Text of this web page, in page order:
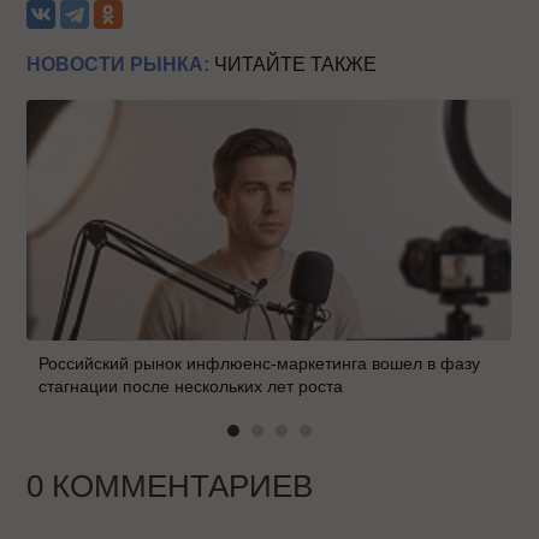
НОВОСТИ РЫНКА: ЧИТАЙТЕ ТАКЖЕ
Российский рынок инфлюенс-маркетинга вошел в фазу
стагнации после нескольких лет роста
0 КОММЕНТАРИЕВ